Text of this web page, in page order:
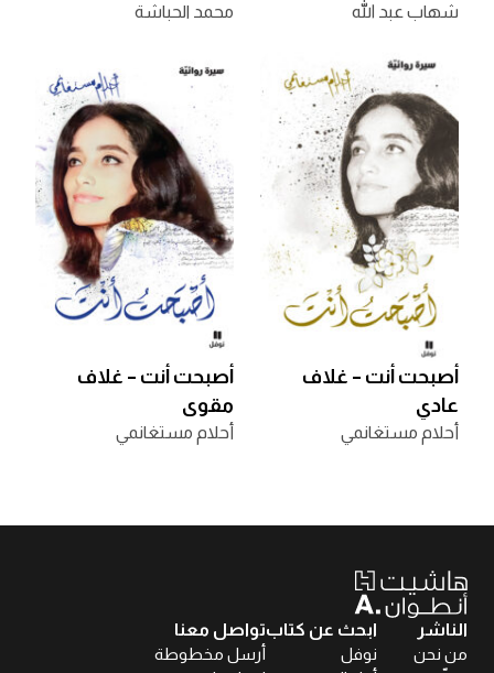
شهاب عبد الله محمد الحباشة
أصبحت أنت – غلاف
عادي
أحلام مستغانمي
أصبحت أنت – غلاف
مقوى
أحلام مستغانمي
الناشر
من نحن
ابحث عن كتاب
نوفل
تواصل معنا
أرسل مخطوطة